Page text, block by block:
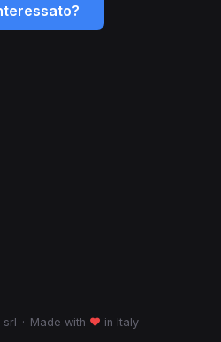
srl · Made with ♥ in Italy